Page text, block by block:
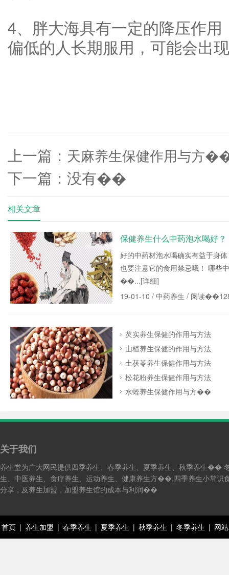
4、胖大海具有一定的降压作
偏低的人长期服用，可能会
上一篇： 天麻养生保健作用与方
下一篇：没有��
相关文章
保健养生什么中药泡水喝好？
好的中药材泡水喝确实有益于身
也要注意它的食用禁忌哦！ 哪些
��...[详细]
19-01-10 / 中药养生 / 阅读
芡实养生保健的作用与方法
山楂养生保健的作用与方法
土茯苓养生保健作用与方法
松花粉养生保健作用与方法
水蛭养生保健作用与方��
关于我们
养生堂为广大网民提供四季养生、春季养生、夏季养生、秋季养生��
生、中医养生、食疗养生、运动养生、健康养生方��,四季养生小常识
分享，及养生加盟，加盟养生馆的成本与利润��
首页 | 养生加盟 | 春季养生 | 夏季养生 | 秋季养生 | 冬季养生 | 网